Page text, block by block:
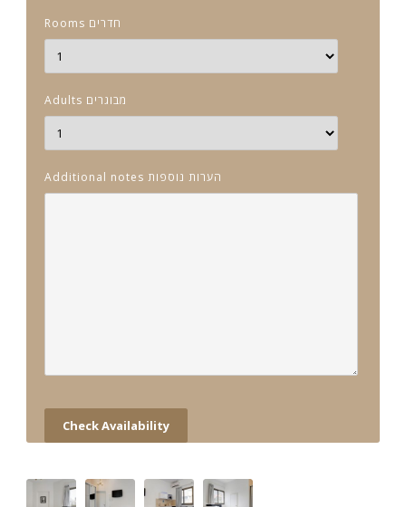
Rooms חדרים
Adults מבוגרים
Additional notes הערות נוספות